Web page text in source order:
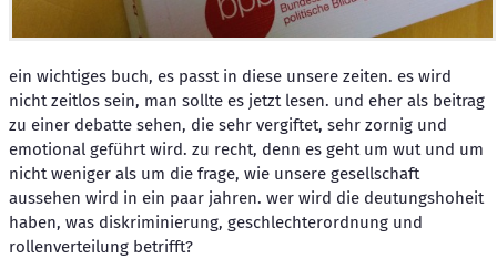
ein wichtiges buch, es passt in diese unsere zeiten. es wird
nicht zeitlos sein, man sollte es jetzt lesen. und eher als beitrag
zu einer debatte sehen, die sehr vergiftet, sehr zornig und
emotional geführt wird. zu recht, denn es geht um wut und um
nicht weniger als um die frage, wie unsere gesellschaft
aussehen wird in ein paar jahren. wer wird die deutungshoheit
haben, was diskriminierung, geschlechterordnung und
rollenverteilung betrifft?